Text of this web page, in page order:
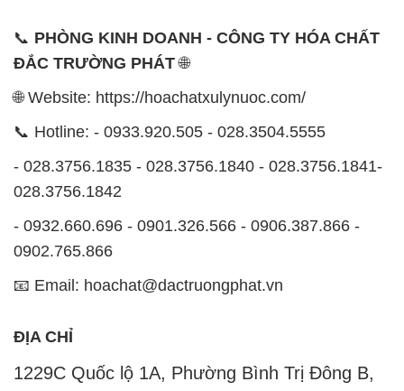
📞 PHÒNG KINH DOANH - CÔNG TY HÓA CHẤT
ĐẮC TRƯỜNG PHÁT🌐
🌐 Website: https://hoachatxulynuoc.com/
📞 Hotline: - 0933.920.505 - 028.3504.5555
- 028.3756.1835 - 028.3756.1840 - 028.3756.1841-
028.3756.1842
- 0932.660.696 - 0901.326.566 - 0906.387.866 -
0902.765.866
📧 Email: hoachat@dactruongphat.vn
ĐỊA CHỈ
1229C Quốc lộ 1A, Phường Bình Trị Đông B,